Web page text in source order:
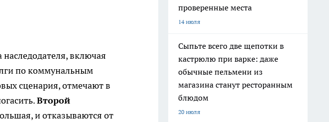
включая
по коммунальным
сценария, отмечают в
Второй
и отказываются от
проверенные места
14 июля
Сыпьте всего две щепотки в
кастрюлю при варке: даже
обычные пельмени из
магазина станут ресторанным
блюдом
20 июля